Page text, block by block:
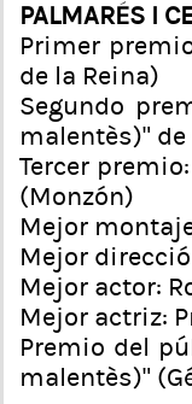
PALMARÉS I
Primer
de la Reina)
Segundo
malentès)”
Tercer
(Monzón)
Mejor
Mejor
Mejor actor:
Mejor actriz:
Premio del
malentès)”